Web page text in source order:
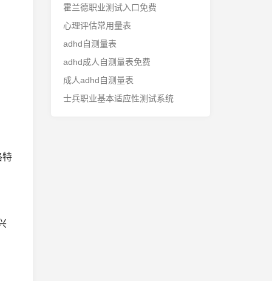
特
霍兰德职业测试入口免费
心理评估常用量表
adhd自测量表
adhd成人自测量表免费
成人adhd自测量表
士兵职业基本适应性测试系统